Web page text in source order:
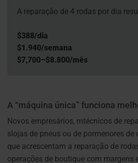
A reparação de 4 rodas por dia
$388/dia
$1.940/semana
$7,700–$8.800/mês
A “máquina única” funciona
Novos empresários, mtécnicos de
slojas de pneus ou de pormenores de
que acrescentam a reparação de
operações de boutique com margens